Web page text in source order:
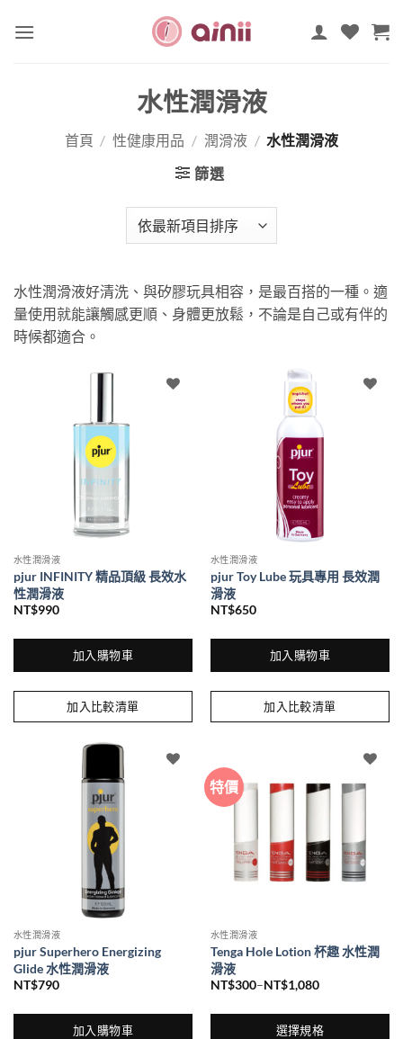
水性潤滑液
首頁 / 性健康用品 / 潤滑液 / 水性潤滑液
篩選
水性潤滑液好清洗、與矽膠玩具相容，是最百搭的一種。適
量使用就能讓觸感更順、身體更放鬆，不論是自己或有伴的
時候都適合。
水性潤滑液
pjur INFINITY 精品頂級 長效水
性潤滑液
NT$990
加入購物車
加入比較清單
水性潤滑液
pjur Toy Lube 玩具專用 長效潤
滑液
NT$650
加入購物車
加入比較清單
水性潤滑液
pjur Superhero Energizing
Glide 水性潤滑液
NT$790
加入購物車
特價
水性潤滑液
Tenga Hole Lotion 杯趣 水性潤
滑液
NT$300–NT$1,080
價
範
選擇規格